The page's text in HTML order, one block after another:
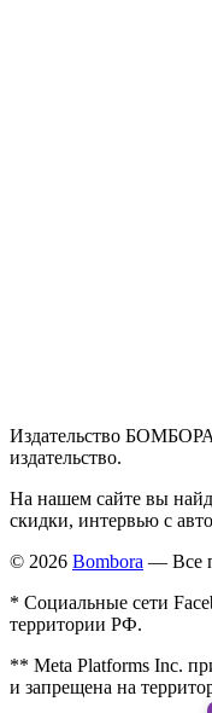
Издательство
издательство.
На нашем сайте вы
скидки, интервью с
© 2026 Bombora — Все
* Социальные сети
территории РФ.
** Meta Platforms Inc.
и запрещена на